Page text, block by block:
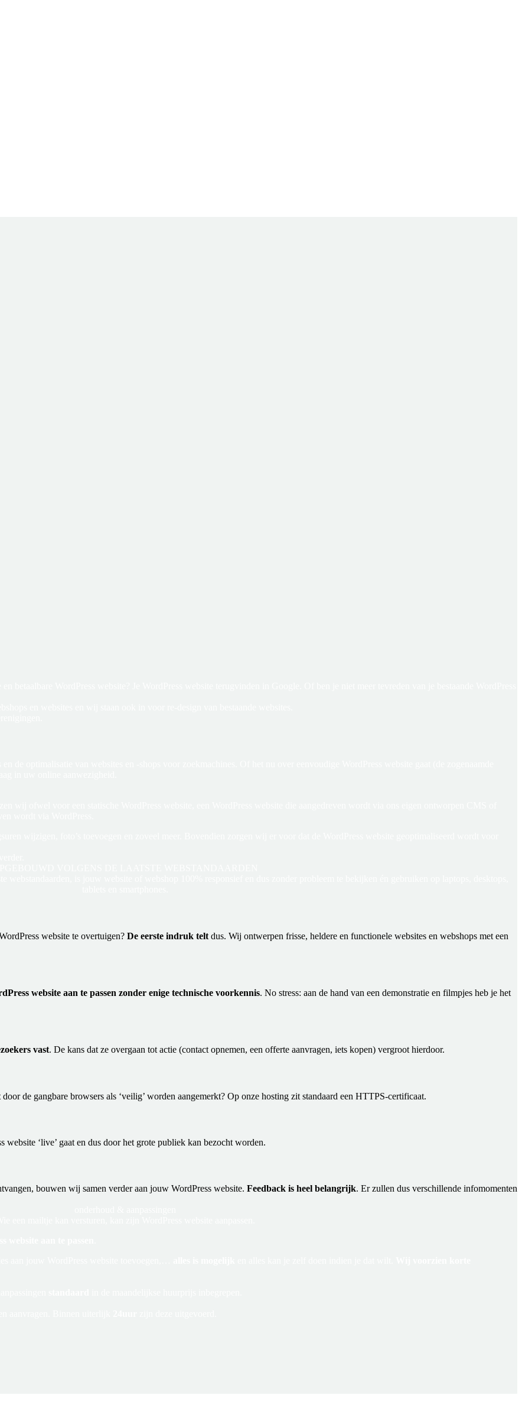
website te overtuigen? De eerste indruk telt dus. Wij ontwerpen frisse, heldere en functionele websites en webshops met een
website aan te passen zonder enige technische voorkennis. No stress: aan de hand van een demonstratie en filmpjes heb je het
vast. De kans dat ze overgaan tot actie (contact opnemen, een offerte aanvragen, iets kopen) vergroot hierdoor.
door de gangbare browsers als ‘veilig’ worden aangemerkt? Op onze hosting zit standaard een HTTPS-certificaat.
website ‘live’ gaat en dus door het grote publiek kan bezocht worden.
bouwen wij samen verder aan jouw WordPress website. Feedback is heel belangrijk. Er zullen dus verschillende infomomenten